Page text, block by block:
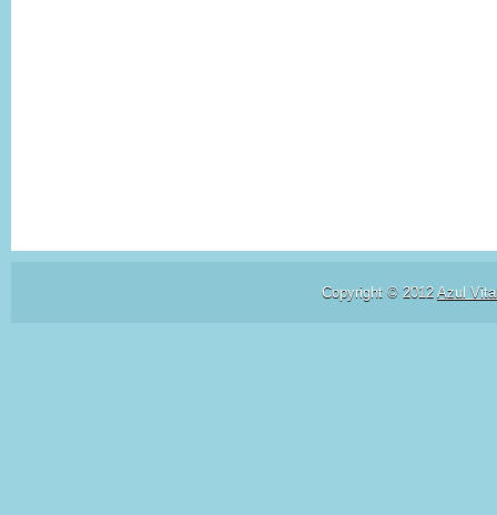
Copyright © 2012 Azul